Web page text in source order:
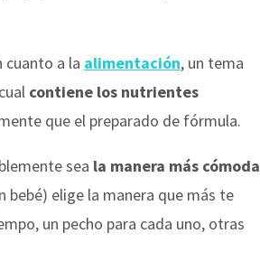
cuanto a la alimentación, un tema
contiene los nutrientes
que el preparado de fórmula.
sea la manera más cómoda
bebé) elige la manera que más te
un pecho para cada uno, otras